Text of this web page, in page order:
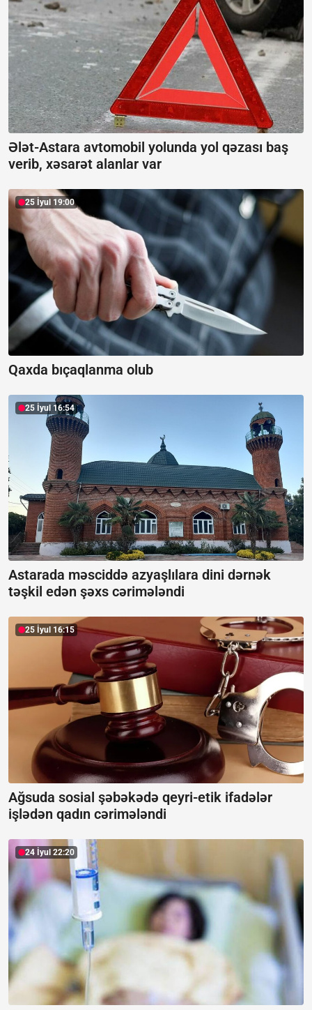
Ələt-Astara avtomobil yolunda yol qəzası baş
verib, xəsarət alanlar var
25 İyul 19:00
Qaxda bıçaqlanma olub
25 İyul 16:54
Astarada məsciddə azyaşlılara dini dərnək
təşkil edən şəxs cərimələndi
25 İyul 16:15
Ağsuda sosial şəbəkədə qeyri-etik ifadələr
işlədən qadın cərimələndi
24 İyul 22:20